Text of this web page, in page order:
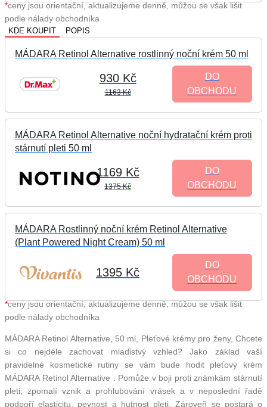
*ceny jsou orientační, aktualizujeme denně, můžou se však lišit
podle nálady obchodníka
KDE KOUPIT POPIS
MÁDARA Retinol Alternative rostlinný noční krém 50 ml
930 Kč
1163 Kč
DO
OBCHODU
MÁDARA Retinol Alternative noční hydratační krém proti
stárnutí pleti 50 ml
1169 Kč
1375 Kč
DO
OBCHODU
MÁDARA Rostlinný noční krém Retinol Alternative
(Plant Powered Night Cream) 50 ml
1395 Kč
DO
OBCHODU
*ceny jsou orientační, aktualizujeme denně, můžou se však lišit
podle nálady obchodníka
MÁDARA Retinol Alternative, 50 ml, Pleťové krémy pro ženy, Chcete
si co nejdéle zachovat mladistvý vzhled? Jako základ vaší
pravidelné kosmetické rutiny se vám bude hodit pleťový krém
MÁDARA Retinol Alternative . Pomůže v boji proti známkám stárnutí
pleti, zpomalí vznik a prohlubování vrásek a v neposlední řadě
podpoří elasticitu, pevnost a hutnost pleti. Zároveň se postará o